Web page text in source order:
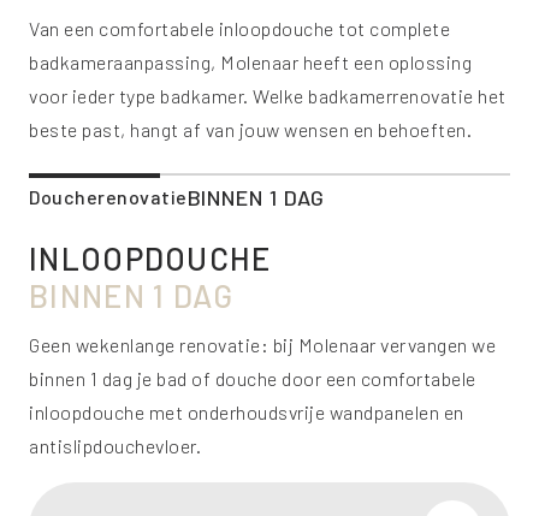
Van een comfortabele inloopdouche tot complete
badkameraanpassing, Molenaar heeft een oplossing
voor ieder type badkamer. Welke badkamerrenovatie het
beste past, hangt af van jouw wensen en behoeften.
DoucherenovatieBINNEN 1 DAG
INLOOPDOUCHE
BINNEN 1 DAG
Geen wekenlange renovatie: bij Molenaar vervangen we
binnen 1 dag je bad of douche door een comfortabele
inloopdouche met onderhoudsvrije wandpanelen en
antislipdouchevloer.